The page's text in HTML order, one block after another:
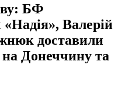
БФ
«Надія», Валерій
доставили
Донеччину та